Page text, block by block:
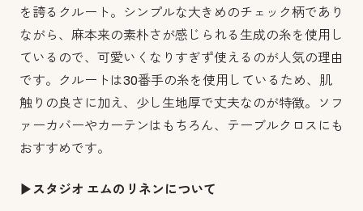
を誇るクルート。シンプルな大きめのチェック柄であり
ながら、麻本来の素朴さが感じられる生成の糸を使用し
ているので、可愛いくなりすぎず使えるのが人気の理由
です。クルートは30番手の糸を使用しているため、肌
触りの良さに加え、少し生地厚で丈夫なのが特徴。ソフ
ァーカバーやカーテンはもちろん、テーブルクロスにも
おすすめです。
▶︎スタジオ エムのリネンについて